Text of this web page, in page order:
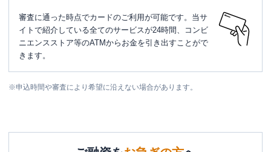
審査に通った時点でカードのご利用が可能です。当サ
イトで紹介している全てのサービスが24時間、コンビ
ニエンスストア等のATMからお金を引き出すことがで
きます。
※申込時間や審査により希望に沿えない場合があります。